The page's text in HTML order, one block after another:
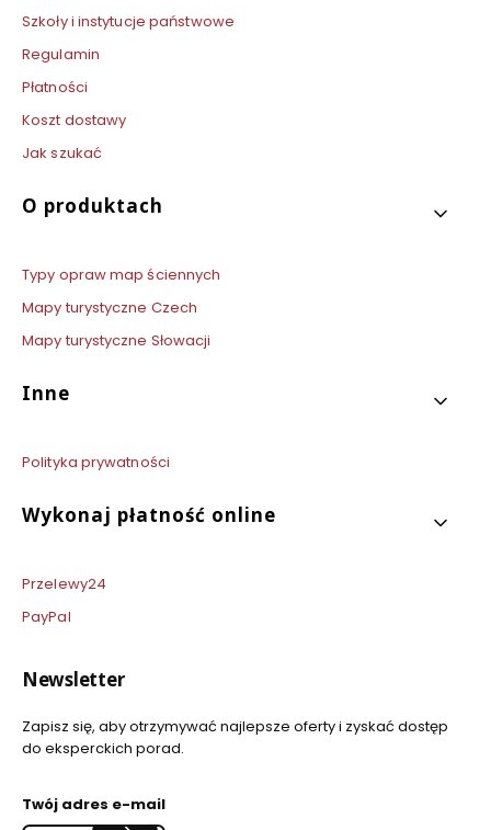
Szkoły i instytucje państwowe
Regulamin
Płatności
Koszt dostawy
Jak szukać
O produktach
Typy opraw map ściennych
Mapy turystyczne Czech
Mapy turystyczne Słowacji
Inne
Polityka prywatności
Wykonaj płatność online
Przelewy24
PayPal
Newsletter
Zapisz się, aby otrzymywać najlepsze oferty i zyskać dostęp
do eksperckich porad.
Twój adres e-mail